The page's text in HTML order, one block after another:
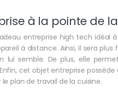
à la pointe de
entreprise high tech idéal à
à distance. Ainsi, il sera
semble. De plus, elle
cet objet entreprise
plan de travail de la cuisine.